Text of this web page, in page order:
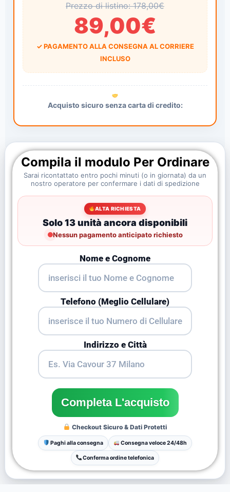
Prezzo di listino: 178,00€
89,00€
✓ PAGAMENTO ALLA CONSEGNA AL CORRIERE
INCLUSO
Acquisto sicuro senza carta di credito:
Compila il modulo Per Ordinare
Sarai ricontattato entro pochi minuti (o in giornata) da un
nostro operatore per confermare i dati di spedizione
ALTA RICHIESTA
Solo 13 unità ancora disponibili
Nessun pagamento anticipato richiesto
Nome e Cognome
Telefono (Meglio Cellulare)
Indirizzo e Città
Checkout Sicuro & Dati Protetti
Paghi alla consegna Consegna veloce 24/48h
Conferma ordine telefonica